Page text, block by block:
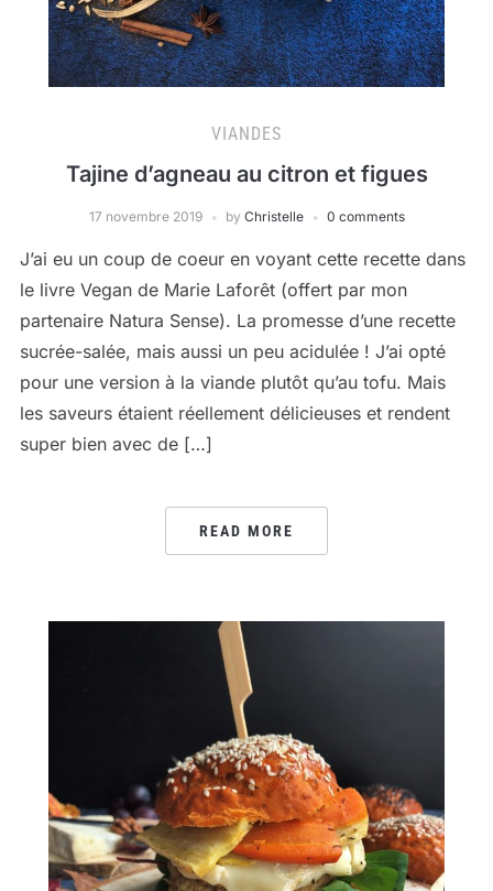
VIANDES
Tajine d’agneau au citron et figues
17 novembre 2019 by Christelle 0 comments
J’ai eu un coup de coeur en voyant cette recette dans
le livre Vegan de Marie Laforêt (offert par mon
partenaire Natura Sense). La promesse d’une recette
sucrée-salée, mais aussi un peu acidulée ! J’ai opté
pour une version à la viande plutôt qu’au tofu. Mais
les saveurs étaient réellement délicieuses et rendent
super bien avec de […]
READ MORE